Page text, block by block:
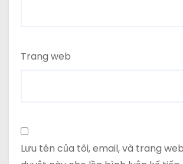
Trang web
Lưu tên của tôi, email, và trang